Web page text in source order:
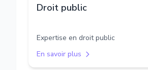
Droit public
Expertise en droit public
En savoir plus